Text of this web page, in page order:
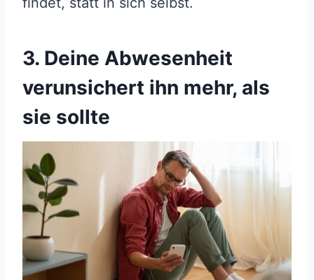
3. Deine Abwesenheit
verunsichert ihn mehr, als
sie sollte